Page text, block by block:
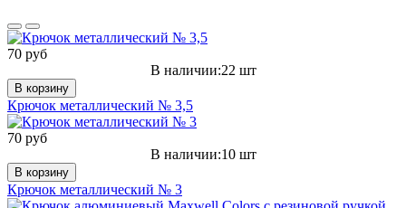
70 руб
В наличии:22 шт
В корзину
Крючок металлический № 3,5
70 руб
В наличии:10 шт
В корзину
Крючок металлический № 3